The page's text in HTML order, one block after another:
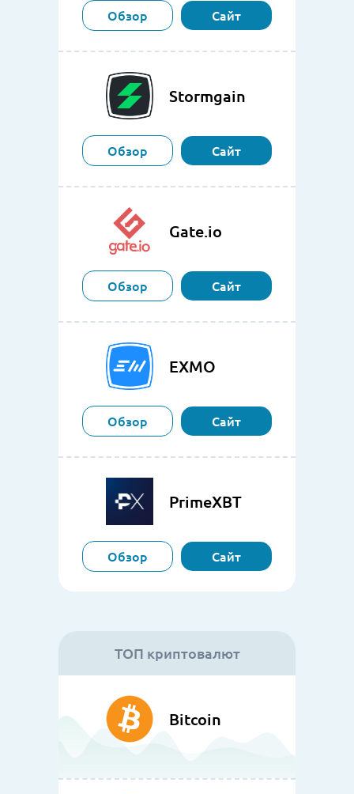
Обзор Сайт
Stormgain
Обзор Сайт
Gate.io
Обзор Сайт
EXMO
Обзор Сайт
PrimeXBT
Обзор Сайт
ТОП криптовалют
Bitcoin